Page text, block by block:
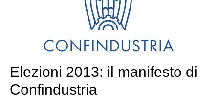
Elezioni 2013: il manifesto di
Confindustria